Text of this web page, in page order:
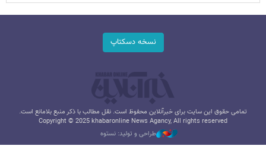
نسخه دسکتاپ
تمامی حقوق این سایت برای خبرآنلاین محفوظ است. نقل مطالب با ذکر منبع بلامانع است.
Copyright © 2025 khabaronline News Agancy, All rights reserved
طراحی و تولید: نستوه